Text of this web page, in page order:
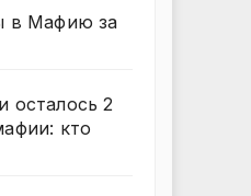
в Мафию за
осталось 2
кто